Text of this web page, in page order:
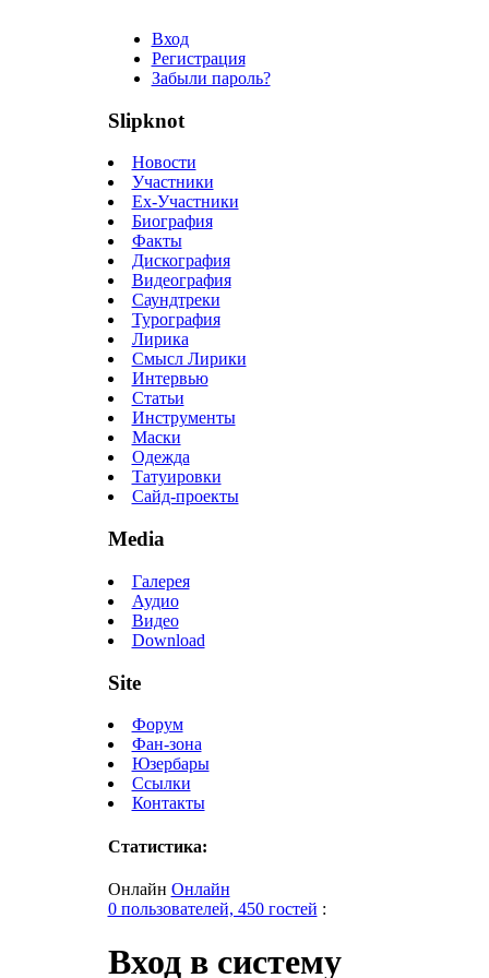
Вход
Регистрация
Забыли пароль?
Slipknot
Новости
Участники
Ex-Участники
Биография
Факты
Дискография
Видеография
Саундтреки
Турография
Лирика
Смысл Лирики
Интервью
Статьи
Инструменты
Маски
Одежда
Татуировки
Сайд-проекты
Media
Галерея
Аудио
Видео
Download
Site
Форум
Фан-зона
Юзербары
Ссылки
Контакты
Статистика:
Онлайн Онлайн
0 пользователей, 450 гостей :
Вход в систему